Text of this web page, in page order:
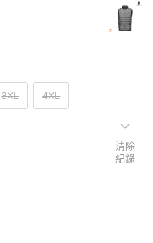
3XL 4XL
清除
紀錄